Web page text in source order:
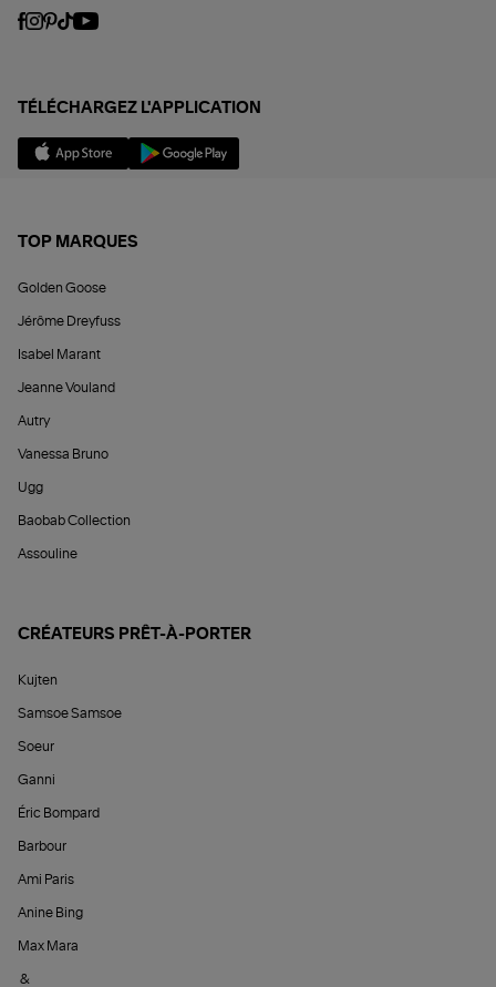
TÉLÉCHARGEZ L'APPLICATION
TOP MARQUES
Golden Goose
Jérôme Dreyfuss
Isabel Marant
Jeanne Vouland
Autry
Vanessa Bruno
Ugg
Baobab Collection
Assouline
CRÉATEURS PRÊT-À-PORTER
Kujten
Samsoe Samsoe
Soeur
Ganni
Éric Bompard
Barbour
Ami Paris
Anine Bing
Max Mara
&